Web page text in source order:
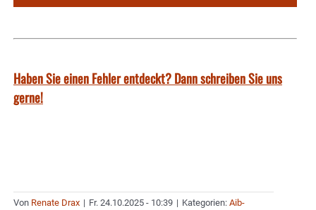
Haben Sie einen Fehler entdeckt? Dann schreiben Sie uns
gerne!
Von Renate Drax | Fr. 24.10.2025 - 10:39 | Kategorien: Aib-